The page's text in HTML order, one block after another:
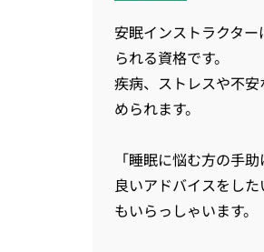
安眠インストラクタ
られる資格です。
疾病、ストレスや不
められます。
「睡眠に悩む方の手
良いアドバイスをし
もいらっしゃいます。